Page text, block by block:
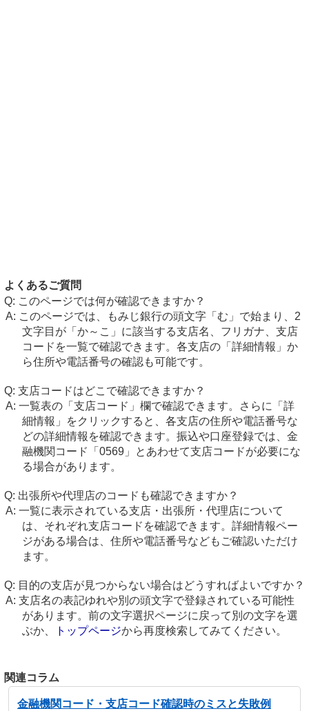
よくあるご質問
このページでは何が確認できますか？
このページでは、もみじ銀行の頭文字「む」で始まり、2
文字目が「か～こ」に該当する支店名、フリガナ、支店
コードを一覧で確認できます。各支店の「詳細情報」か
ら住所や電話番号の確認も可能です。
支店コードはどこで確認できますか？
一覧表の「支店コード」欄で確認できます。さらに「詳
細情報」をクリックすると、各支店の住所や電話番号な
どの詳細情報を確認できます。振込や口座登録では、金
融機関コード「0569」とあわせて支店コードが必要にな
る場合があります。
出張所や代理店のコードも確認できますか？
一覧に表示されている支店・出張所・代理店について
は、それぞれ支店コードを確認できます。詳細情報ペー
ジがある場合は、住所や電話番号などもご確認いただけ
ます。
目的の支店が見つからない場合はどうすればよいですか？
支店名の表記ゆれや別の頭文字で登録されている可能性
があります。前の文字選択ページに戻って別の文字を選
ぶか、
トップページから再度検索してみてください。
関連コラム
金融機関コード・支店コード確認時のミスと失敗例